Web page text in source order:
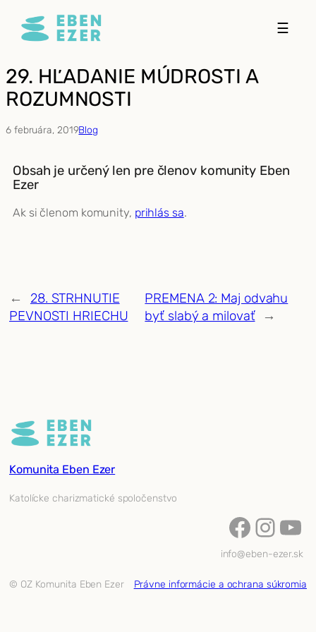
Prejsť
☰
29. HĽADANIE MÚDROSTI A
ROZUMNOSTI
6 februára, 2019Blog
Obsah je určený len pre členov komunity Eben
Ezer
Ak si členom komunity, prihlás sa.
←
28. STRHNUTIE
PEVNOSTI HRIECHU
PREMENA 2: Maj odvahu
byť slabý a milovať
→
Komunita Eben Ezer
Katolícke charizmatické spoločenstvo
Facebook InstagramYouTube
info@eben-ezer.sk
© OZ Komunita Eben Ezer Právne informácie a ochrana súkromia